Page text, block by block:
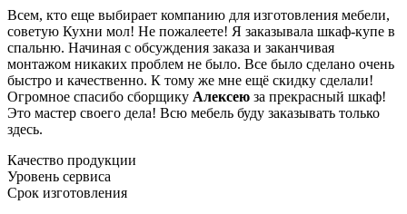
Всем, кто еще выбирает компанию для изготовления мебели,
советую Кухни мол! Не пожалеете! Я заказывала шкаф-купе в
спальню. Начиная с обсуждения заказа и заканчивая
монтажом никаких проблем не было. Все было сделано очень
быстро и качественно. К тому же мне ещё скидку сделали!
Огромное спасибо сборщику Алексею за прекрасный шкаф!
Это мастер своего дела! Всю мебель буду заказывать только
здесь.
Качество продукции
Уровень сервиса
Срок изготовления